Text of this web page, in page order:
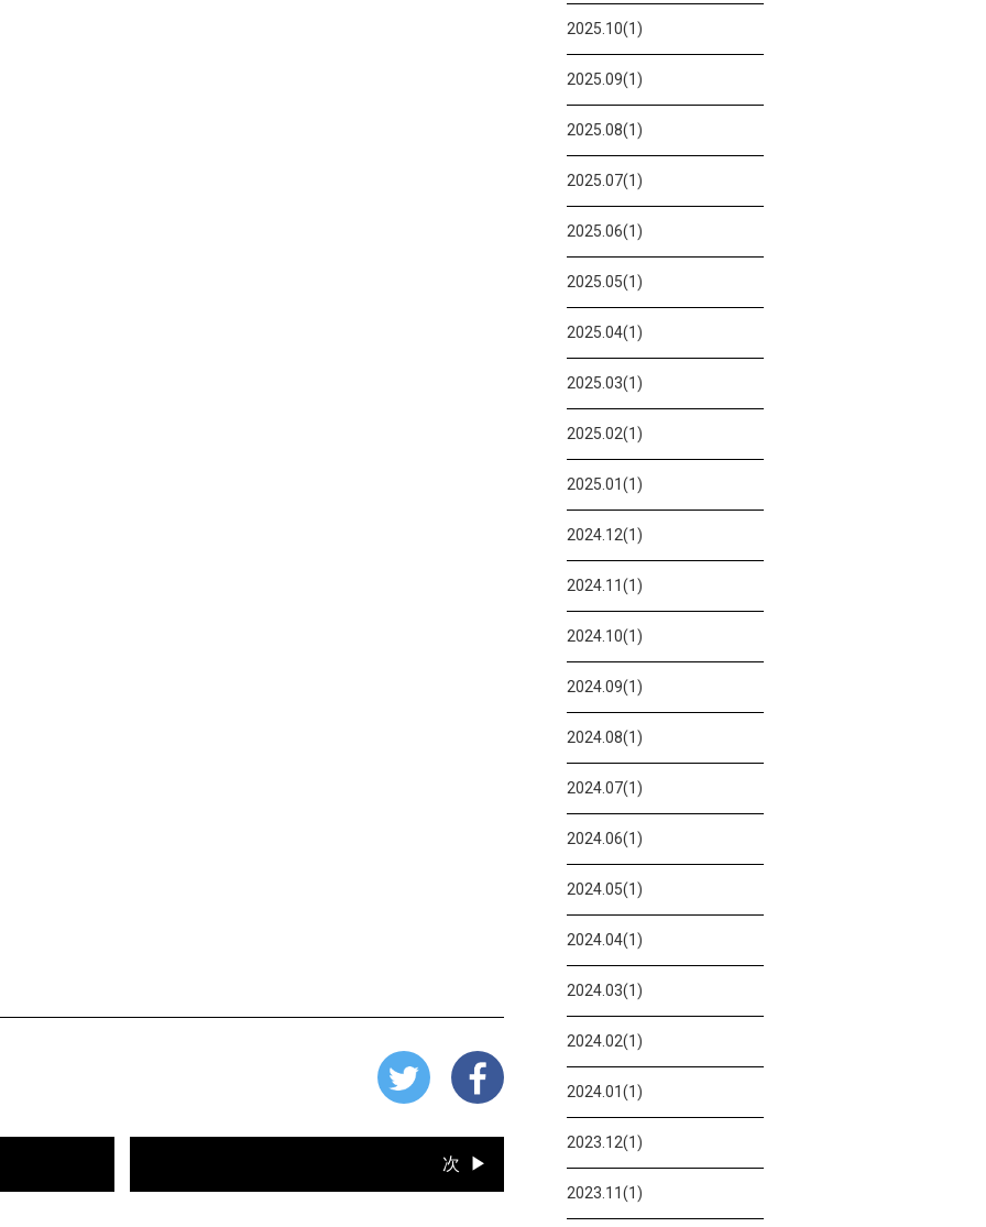
次
2025.10(1)
2025.09(1)
2025.08(1)
2025.07(1)
2025.06(1)
2025.05(1)
2025.04(1)
2025.03(1)
2025.02(1)
2025.01(1)
2024.12(1)
2024.11(1)
2024.10(1)
2024.09(1)
2024.08(1)
2024.07(1)
2024.06(1)
2024.05(1)
2024.04(1)
2024.03(1)
2024.02(1)
2024.01(1)
2023.12(1)
2023.11(1)